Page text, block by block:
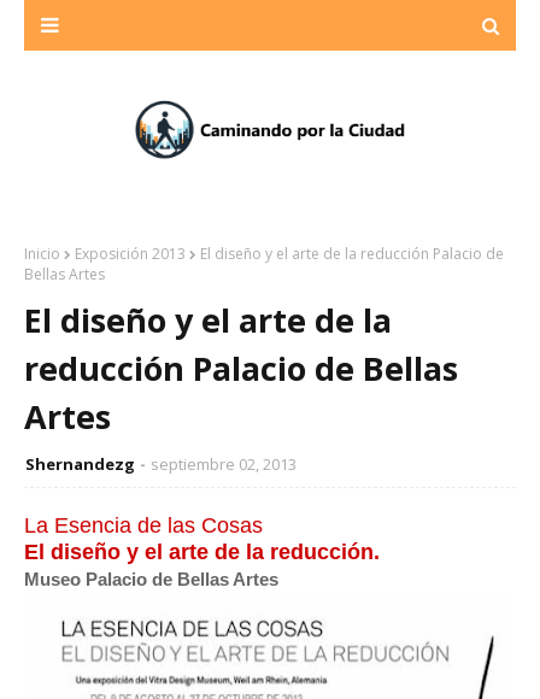
Inicio Exposición 2013
El diseño y el arte de la reducción Palacio de
Bellas Artes
El diseño y el arte de la
reducción Palacio de Bellas
Artes
Shernandezg septiembre 02, 2013
La Esencia de las Cosas
El diseño y el arte de la reducción.
Museo Palacio de Bellas Artes